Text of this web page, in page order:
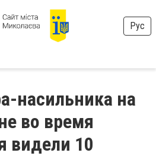
Рус
насильника на
во время
видели 10